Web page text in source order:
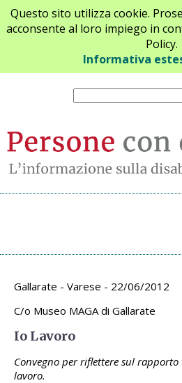
Questo sito utilizza cookie.
acconsente al loro impiego in
Policy.
Informativa
Chi siamo
Archivio
Gallarate - Varese - 22/06/2012
C/o Museo MAGA di Gallarate
Io Lavoro
Convegno per riflettere sul
lavoro.